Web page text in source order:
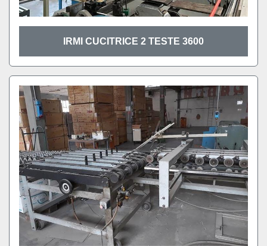
IRMI CUCITRICE 2 TESTE 3600